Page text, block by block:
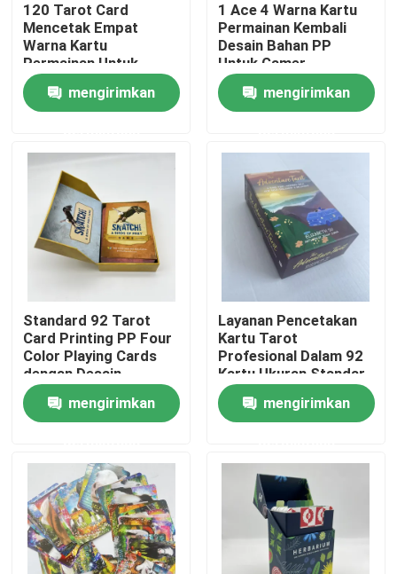
Rumah
Produk
video
Tentang kami
Hubungi kami
Berita
Percetakan Buku Meja Kopi
Pencetakan Kartu Tarot
120 Tarot Card
Mencetak Empat
Warna Kartu
Permainan Untuk
Permainan Poker
mengirimkan
1 Ace 4 Warna Kartu
Permainan Kembali
Desain Bahan PP
Untuk Gamer
mengirimkan
Standard 92 Tarot
Card Printing PP Four
Color Playing Cards
dengan Desain
Belakang
mengirimkan
Layanan Pencetakan
Kartu Tarot
Profesional Dalam 92
Kartu Ukuran Standar
lukisan emas
mengirimkan